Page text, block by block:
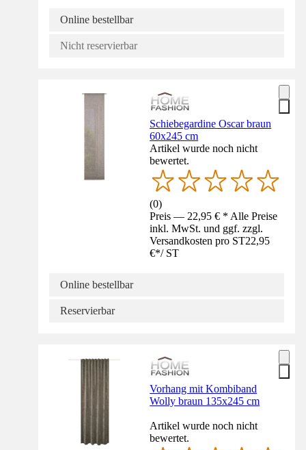
Online bestellbar
Nicht reservierbar
Schiebegardine Oscar braun
60x245 cm
Artikel wurde noch nicht
bewertet.
(0)
Preis — 22,95 € * Alle Preise
inkl. MwSt. und ggf. zzgl.
Versandkosten pro ST22,95
€*/ ST
Online bestellbar
Reservierbar
Vorhang mit Kombiband
Wolly braun 135x245 cm
Artikel wurde noch nicht
bewertet.